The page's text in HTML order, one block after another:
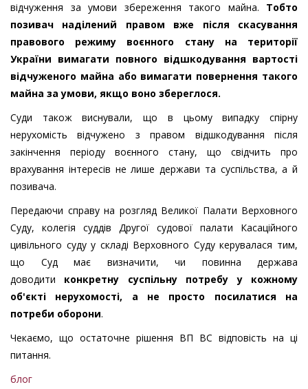
відчуження за умови збереження такого майна. Тобто
позивач наділений правом вже після скасування
правового режиму воєнного стану на території
України вимагати повного відшкодування вартості
відчуженого майна або вимагати повернення такого
майна за умови, якщо воно збереглося.
Суди також виснували, що в цьому випадку спірну
нерухомість відчужено з правом відшкодування після
закінчення періоду воєнного стану, що свідчить про
врахування інтересів не лише держави та суспільства, а й
позивача.
Передаючи справу на розгляд Великої Палати Верховного
Суду, колегія суддів Другої судової палати Касаційного
цивільного суду у складі Верховного Суду керувалася тим,
що Суд має визначити, чи повинна держава
доводити конкретну суспільну потребу у кожному
об'єкті нерухомості, а не просто посилатися на
потреби оборони.
Чекаємо, що остаточне рішення ВП ВС відповість на ці
питання.
блог